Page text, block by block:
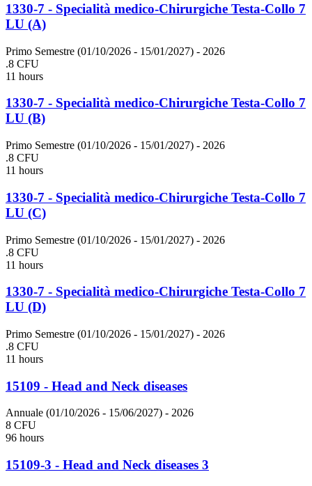
1330-7 - Specialità medico-Chirurgiche Testa-Collo 7
LU (A)
Primo Semestre (01/10/2026 - 15/01/2027) - 2026
.8 CFU
11 hours
1330-7 - Specialità medico-Chirurgiche Testa-Collo 7
LU (B)
Primo Semestre (01/10/2026 - 15/01/2027) - 2026
.8 CFU
11 hours
1330-7 - Specialità medico-Chirurgiche Testa-Collo 7
LU (C)
Primo Semestre (01/10/2026 - 15/01/2027) - 2026
.8 CFU
11 hours
1330-7 - Specialità medico-Chirurgiche Testa-Collo 7
LU (D)
Primo Semestre (01/10/2026 - 15/01/2027) - 2026
.8 CFU
11 hours
15109 - Head and Neck diseases
Annuale (01/10/2026 - 15/06/2027) - 2026
8 CFU
96 hours
15109-3 - Head and Neck diseases 3